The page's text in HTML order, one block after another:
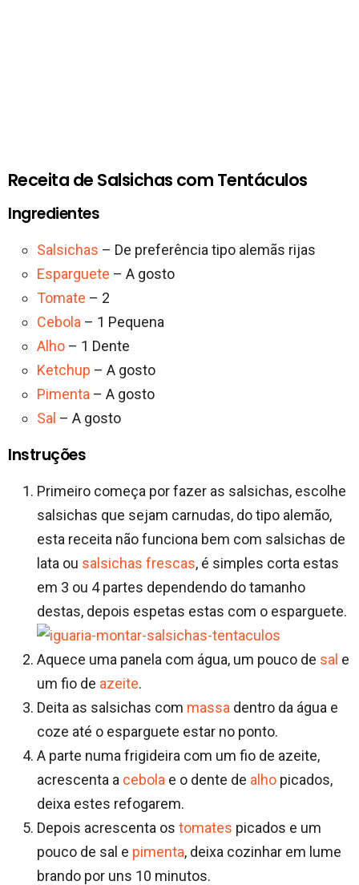
Receita de Salsichas com Tentáculos
Ingredientes
Salsichas – De preferência tipo alemãs rijas
Esparguete – A gosto
Tomate – 2
Cebola – 1 Pequena
Alho – 1 Dente
Ketchup – A gosto
Pimenta – A gosto
Sal – A gosto
Instruções
Primeiro começa por fazer as salsichas, escolhe
salsichas que sejam carnudas, do tipo alemão,
esta receita não funciona bem com salsichas de
lata ou salsichas frescas, é simples corta estas
em 3 ou 4 partes dependendo do tamanho
destas, depois espetas estas com o esparguete.
Aquece uma panela com água, um pouco de sal e
um fio de azeite.
Deita as salsichas com massa dentro da água e
coze até o esparguete estar no ponto.
A parte numa frigideira com um fio de azeite,
acrescenta a cebola e o dente de alho picados,
deixa estes refogarem.
Depois acrescenta os tomates picados e um
pouco de sal e pimenta, deixa cozinhar em lume
brando por uns 10 minutos.